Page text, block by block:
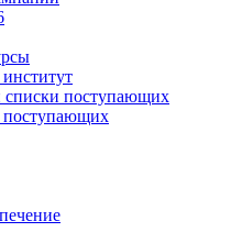
списки поступающих